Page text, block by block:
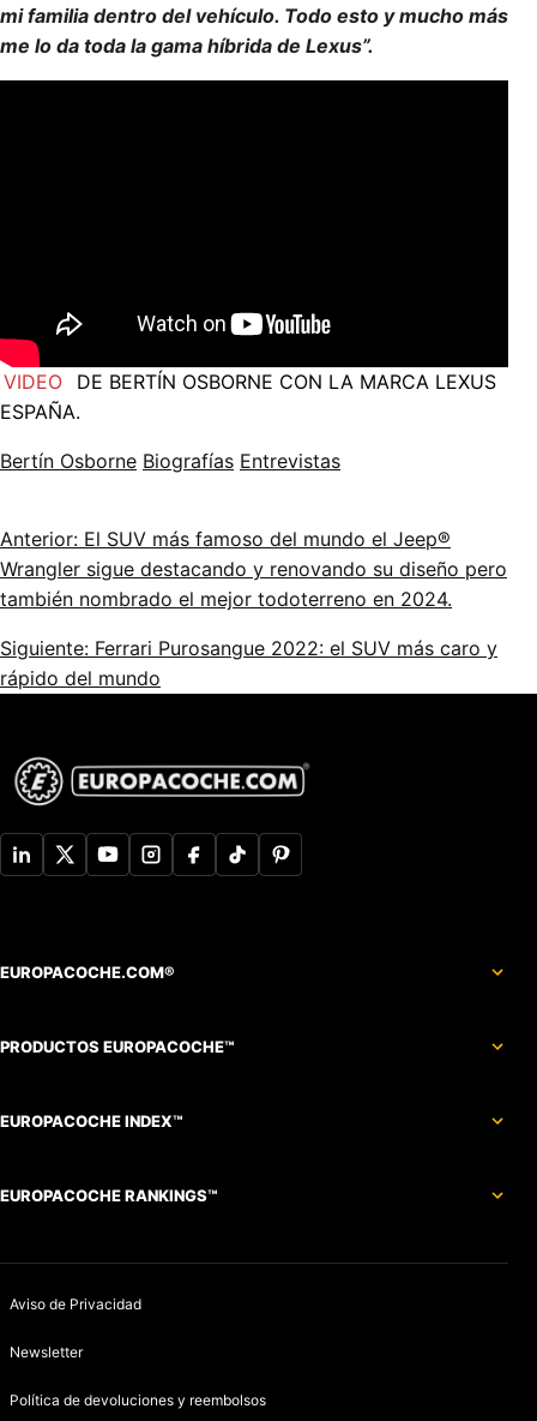
mi familia dentro del vehículo. Todo esto y mucho más
me lo da toda la gama híbrida de Lexus”.
VIDEO
DE BERTÍN OSBORNE CON LA MARCA LEXUS
ESPAÑA.
Bertín Osborne Biografías Entrevistas
Anterior: El SUV más famoso del mundo el Jeep®
Wrangler sigue destacando y renovando su diseño pero
también nombrado el mejor todoterreno en 2024.
Siguiente: Ferrari Purosangue 2022: el SUV más caro y
rápido del mundo
EUROPACOCHE.COM®
PRODUCTOS EUROPACOCHE™
EUROPACOCHE INDEX™
EUROPACOCHE RANKINGS™
Aviso de Privacidad
Newsletter
Política de devoluciones y reembolsos